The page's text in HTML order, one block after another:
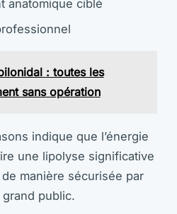
anatomique ciblé
: toutes les
sans opération
indique que l’énergie
une lipolyse significative
manière sécurisée par
public.